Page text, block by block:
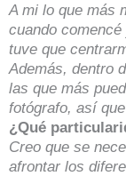
A mi lo que más
cuando
tuve que
Además, dentro
las que más
fotógrafo, así
¿Qué
Creo que se
afrontar los